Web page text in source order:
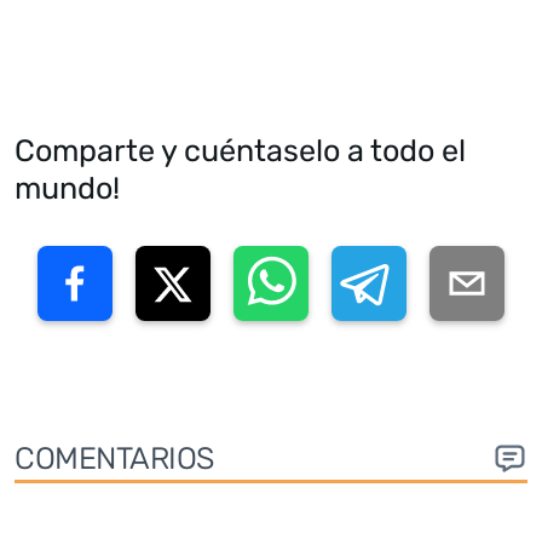
Comparte y cuéntaselo a todo el
mundo!
COMENTARIOS